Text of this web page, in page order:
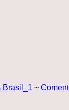
Brasil_1 ~